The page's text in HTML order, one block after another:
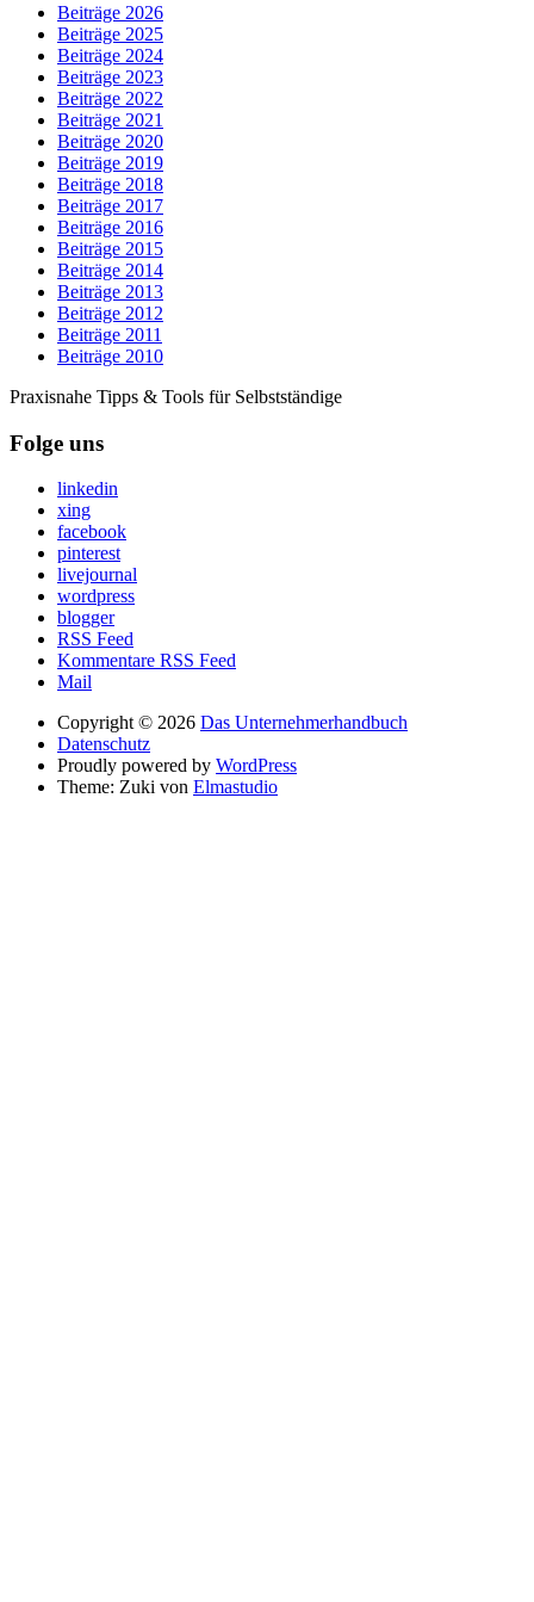
Beiträge 2026
Beiträge 2025
Beiträge 2024
Beiträge 2023
Beiträge 2022
Beiträge 2021
Beiträge 2020
Beiträge 2019
Beiträge 2018
Beiträge 2017
Beiträge 2016
Beiträge 2015
Beiträge 2014
Beiträge 2013
Beiträge 2012
Beiträge 2011
Beiträge 2010
Praxisnahe Tipps & Tools für Selbstständige
Folge uns
linkedin
xing
facebook
pinterest
livejournal
wordpress
blogger
RSS Feed
Kommentare RSS Feed
Mail
Copyright © 2026 Das Unternehmerhandbuch
Datenschutz
Proudly powered by WordPress
Theme: Zuki von Elmastudio